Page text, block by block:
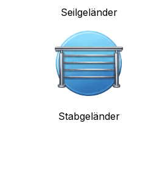
Seilgeländer
Stabgeländer